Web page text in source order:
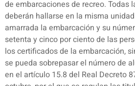
de embarcaciones de recreo. Todas
deberán hallarse en la misma
amarrada la embarcación y su
setenta y cinco por ciento de las
los certificados de la embarcación,
se pueda sobrepasar el número de
en el artículo 15.8 del Real Decreto